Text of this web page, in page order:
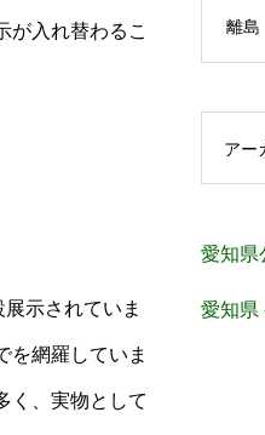
が入れ替わるこ
示されていま
を網羅していま
く、実物として
離島
アー
愛知県
愛知県